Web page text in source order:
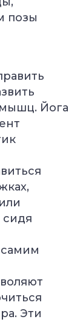
позы
мышц. Йога
сидя
самим
Эти